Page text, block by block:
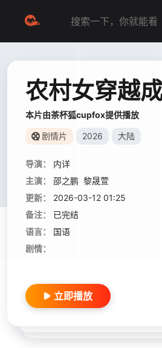
农村女穿越
本片由茶杯狐cupfox提供播放
剧情片 2026 大陆
导演：
内详
主演：
邵之鹏 黎晟萱
更新：
2026-03-12 01:25
备注：
已完结
语言：
国语
剧情：
立即播放